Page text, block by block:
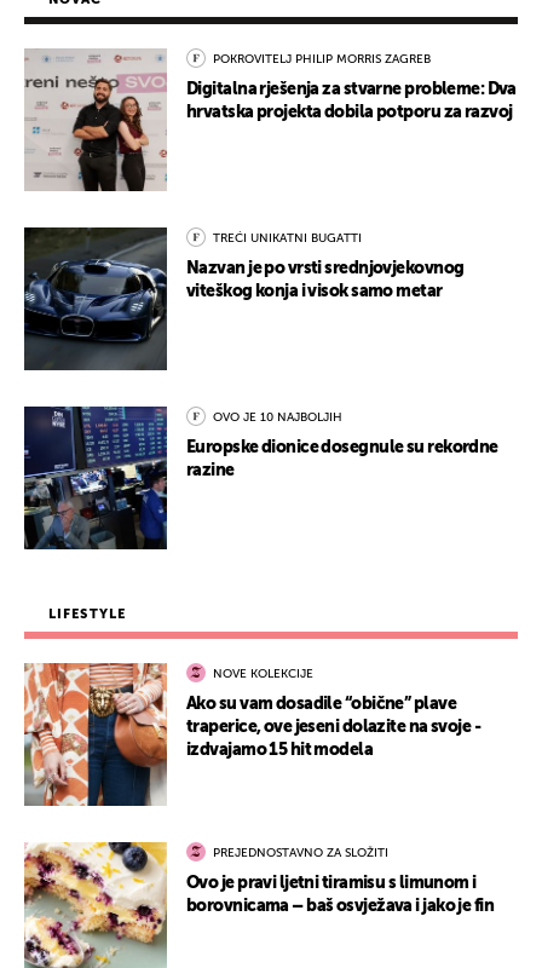
POKROVITELJ PHILIP MORRIS ZAGREB
Digitalna rješenja za stvarne probleme: Dva
hrvatska projekta dobila potporu za razvoj
TREĆI UNIKATNI BUGATTI
Nazvan je po vrsti srednjovjekovnog
viteškog konja i visok samo metar
OVO JE 10 NAJBOLJIH
Europske dionice dosegnule su rekordne
razine
LIFESTYLE
NOVE KOLEKCIJE
Ako su vam dosadile “obične” plave
traperice, ove jeseni dolazite na svoje -
izdvajamo 15 hit modela
PREJEDNOSTAVNO ZA SLOŽITI
Ovo je pravi ljetni tiramisu s limunom i
borovnicama – baš osvježava i jako je fin